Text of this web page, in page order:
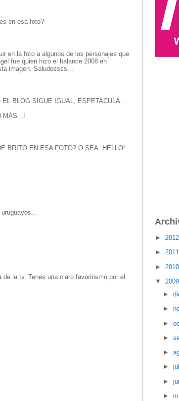
en esa foto?
en la foto a algunos de los personajes que
fue quien hizo el balance 2008 en
imagen. Saludossss...
BLOG SIGUE IGUAL, ESPETACULÁ...
MÁS...!
BRITO EN ESA FOTO? O SEA. HELLO!
la tv. Tenes una claro favoritismo por el
►
►
►
▼
►
►
►
►
►
►
►
►